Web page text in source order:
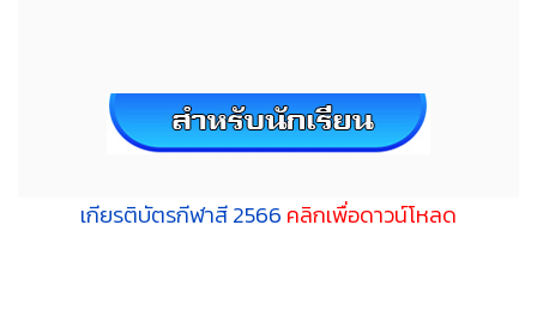
เกียรติบัตรกีฬาสี 2566 คลิกเพื่อดาวน์โหลด